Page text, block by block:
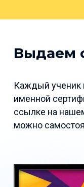
Выдаем
Каждый ученик
именной
ссылке на
можно